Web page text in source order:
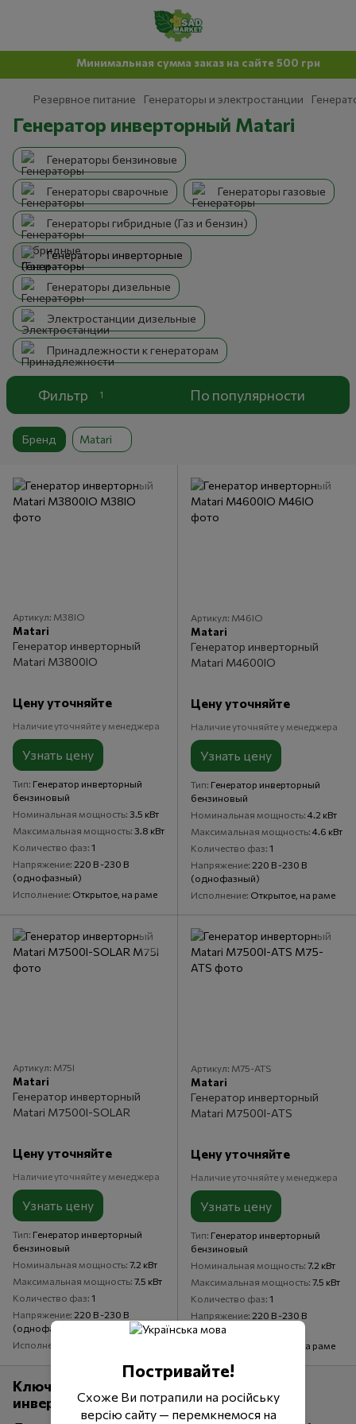
Минимальная сумма заказ на сайте 500 грн
Резервное питание Генераторы и электростанции
Генератор инверторный Matari
Генераторы бензиновые
Генераторы сварочные Генераторы газовые
Генераторы гибридные (Газ и бензин)
Генераторы инверторные
Генераторы дизельные
Электростанции дизельные
Принадлежности к генераторам
Фильтр 1 По популярности
Бренд Matari
Артикул: M38IO
Matari
Генератор инверторный
Matari M3800IO
Цену уточняйте
Наличие уточняйте у менеджера
Узнать цену
Тип Генератор инверторный
бензиновый
Номинальная мощность 3.5 кВт
Максимальная мощность 3.8 кВт
Количество фаз 1
Напряжение 220 В -230 В
(однофазный)
Исполнение Открытое, на раме
Артикул: M46IO
Matari
Генератор инверторный
Matari M4600IO
Цену уточняйте
Наличие уточняйте у менеджера
Узнать цену
Тип Генератор инверторный
бензиновый
Номинальная мощность 4.2 кВт
Максимальная мощность 4.6 кВт
Количество фаз 1
Напряжение 220 В -230 В
(однофазный)
Исполнение Открытое, на раме
Артикул: M75I
Matari
Генератор инверторный
Matari M7500I-SOLAR
Цену уточняйте
Наличие уточняйте у менеджера
Узнать цену
Тип Генератор инверторный
бензиновый
Номинальная мощность 7.2 кВт
Максимальная мощность 7.5 кВт
Количество фаз 1
Напряжение 220 В -230 В
(однофазный)
Исполнение
Артикул: M75-ATS
Matari
Генератор инверторный
Matari M7500I-ATS
Цену уточняйте
Наличие уточняйте у менеджера
Узнать цену
Тип Генератор инверторный
бензиновый
Номинальная мощность 7.2 кВт
Максимальная мощность 7.5 кВт
Количество фаз 1
Напряжение 220 В -230 В
(однофазный)
Открытое, на раме
Ключевые параметры при выборе
инверторного генератора Matari
Постривайте!
Схоже Ви потрапили на російську
версію сайту — перемкнемося на